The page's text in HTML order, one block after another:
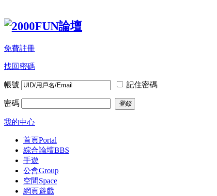
免費註冊
找回密碼
帳號 記住密碼
密碼 登錄
我的中心
首頁Portal
綜合論壇BBS
手遊
公會Group
空間Space
網頁遊戲